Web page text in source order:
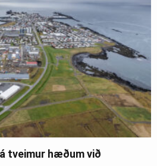
tveimur hæðum við